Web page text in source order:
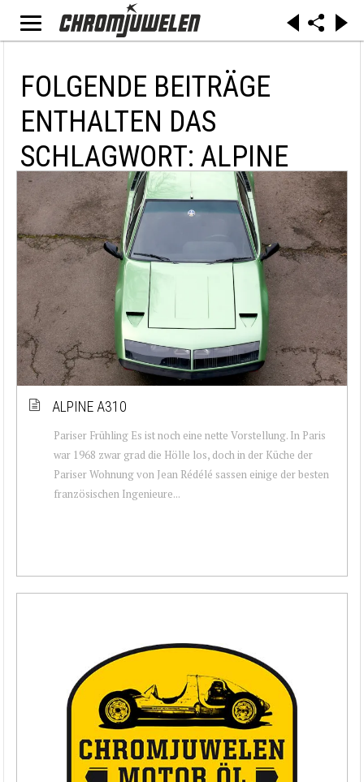
FOLGENDE BEITRÄGE
ENTHALTEN DAS
SCHLAGWORT: ALPINE
ALPINE A310
Pariser Frühling Es ist noch eine nette Vorstellung. In Paris
war 1968 zwar grad die Hölle los, doch in der Küche der
Pariser Wohnung von Jean Rédélé sassen einige der besten
französischen Ingenieure...